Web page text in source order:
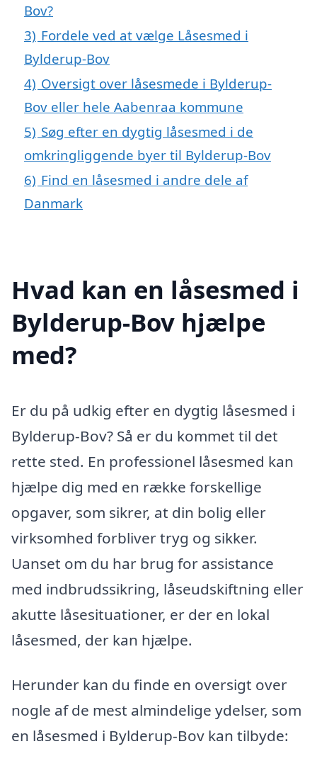
Bov?
3) Fordele ved at vælge Låsesmed i
Bylderup-Bov
4) Oversigt over låsesmede i Bylderup-
Bov eller hele Aabenraa kommune
5) Søg efter en dygtig låsesmed i de
omkringliggende byer til Bylderup-Bov
6) Find en låsesmed i andre dele af
Danmark
Hvad kan en låsesmed i
Bylderup-Bov hjælpe
med?
Er du på udkig efter en dygtig låsesmed i
Bylderup-Bov? Så er du kommet til det
rette sted. En professionel låsesmed kan
hjælpe dig med en række forskellige
opgaver, som sikrer, at din bolig eller
virksomhed forbliver tryg og sikker.
Uanset om du har brug for assistance
med indbrudssikring, låseudskiftning eller
akutte låsesituationer, er der en lokal
låsesmed, der kan hjælpe.
Herunder kan du finde en oversigt over
nogle af de mest almindelige ydelser, som
en låsesmed i Bylderup-Bov kan tilbyde: